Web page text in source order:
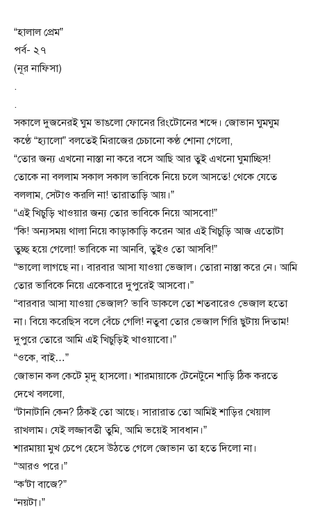
“হালাল প্রেম”
পর্ব- ২৭
(নূর নাফিসা)
.
.
সকালে দুজনেরই ঘুম ভাঙলো ফোনের রিংটোনের শব্দে। জোভান ঘুমঘুম
কণ্ঠে “হ্যালো” বলতেই মিরাজের চেচানো কণ্ঠ শোনা গেলো,
“তোর জন্য এখনো নাস্তা না করে বসে আছি আর তুই এখনো ঘুমাচ্ছিস!
তোকে না বললাম সকাল সকাল ভাবিকে নিয়ে চলে আসতে! থেকে যেতে
বললাম, সেটাও করলি না! তারাতাড়ি আয়।”
“এই খিচুড়ি খাওয়ার জন্য তোর ভাবিকে নিয়ে আসবো!”
“কি! অন্যসময় থালা নিয়ে কাড়াকাড়ি করেন আর এই খিচুড়ি আজ এতোটা
তুচ্ছ হয়ে গেলো! ভাবিকে না আনবি, তুইও তো আসবি!”
“ভালো লাগছে না। বারবার আসা যাওয়া ভেজাল। তোরা নাস্তা করে নে। আমি
তোর ভাবিকে নিয়ে একেবারে দুপুরেই আসবো।”
“বারবার আসা যাওয়া ভেজাল? ভাবি ডাকলে তো শতবারেও ভেজাল হতো
না। বিয়ে করেছিস বলে বেঁচে গেলি! নতুবা তোর ভেজাল গিরি ছুটায় দিতাম!
দুপুরে তোরে আমি এই খিচুড়িই খাওয়াবো।”
“ওকে, বাই…”
জোভান কল কেটে মৃদু হাসলো। শারমায়াকে টেনেটুনে শাড়ি ঠিক করতে
দেখে বললো,
“টানাটানি কেন? ঠিকই তো আছে। সারারাত তো আমিই শাড়ির খেয়াল
রাখলাম। যেই লজ্জাবতী তুমি, আমি ভয়েই সাবধান।”
শারমায়া মুখ চেপে হেসে উঠতে গেলে জোভান তা হতে দিলো না।
“আরও পরে।”
“ক’টা বাজে?”
“নয়টা।”